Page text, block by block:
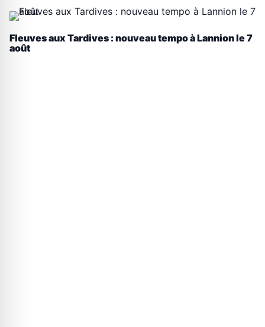
Fleuves aux Tardives : nouveau tempo à Lannion le 7
août